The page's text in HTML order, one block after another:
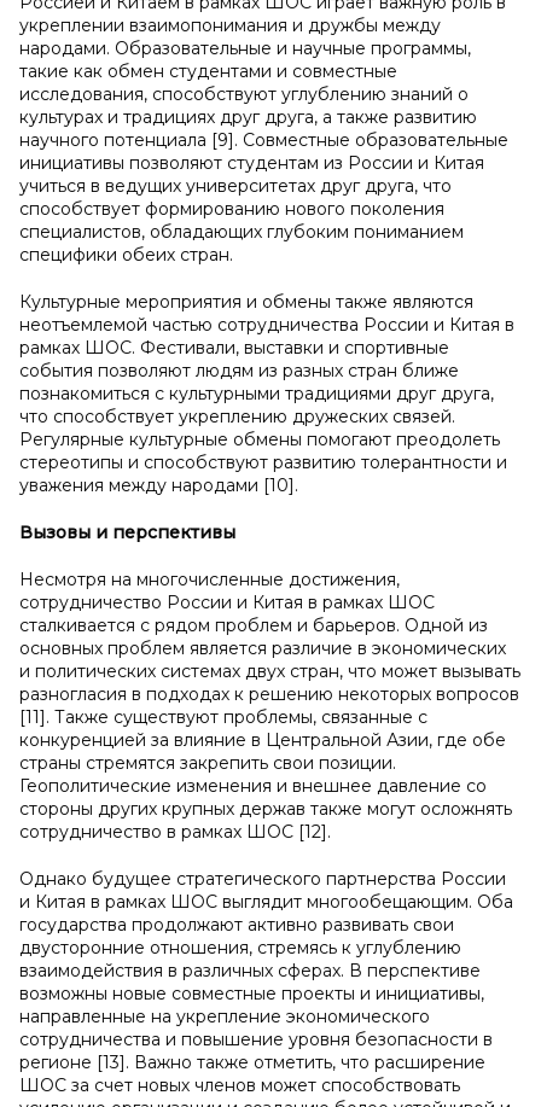
укреплении взаимопонимания и дружбы между
народами. Образовательные и научные программы,
такие как обмен студентами и совместные
исследования, способствуют углублению знаний о
культурах и традициях друг друга, а также развитию
научного потенциала [9]. Совместные образовательные
инициативы позволяют студентам из России и Китая
учиться в ведущих университетах друг друга, что
способствует формированию нового поколения
специалистов, обладающих глубоким пониманием
специфики обеих стран.
Культурные мероприятия и обмены также являются
неотъемлемой частью сотрудничества России и Китая в
рамках ШОС. Фестивали, выставки и спортивные
события позволяют людям из разных стран ближе
познакомиться с культурными традициями друг друга,
что способствует укреплению дружеских связей.
Регулярные культурные обмены помогают преодолеть
стереотипы и способствуют развитию толерантности и
уважения между народами [10].
Вызовы и перспективы
Несмотря на многочисленные достижения,
сотрудничество России и Китая в рамках ШОС
сталкивается с рядом проблем и барьеров. Одной из
основных проблем является различие в экономических
и политических системах двух стран, что может вызывать
разногласия в подходах к решению некоторых вопросов
[11]. Также существуют проблемы, связанные с
конкуренцией за влияние в Центральной Азии, где обе
страны стремятся закрепить свои позиции.
Геополитические изменения и внешнее давление со
стороны других крупных держав также могут осложнять
сотрудничество в рамках ШОС [12].
Однако будущее стратегического партнерства России
и Китая в рамках ШОС выглядит многообещающим. Оба
государства продолжают активно развивать свои
двусторонние отношения, стремясь к углублению
взаимодействия в различных сферах. В перспективе
возможны новые совместные проекты и инициативы,
направленные на укрепление экономического
сотрудничества и повышение уровня безопасности в
регионе [13]. Важно также отметить, что расширение
ШОС за счет новых членов может способствовать